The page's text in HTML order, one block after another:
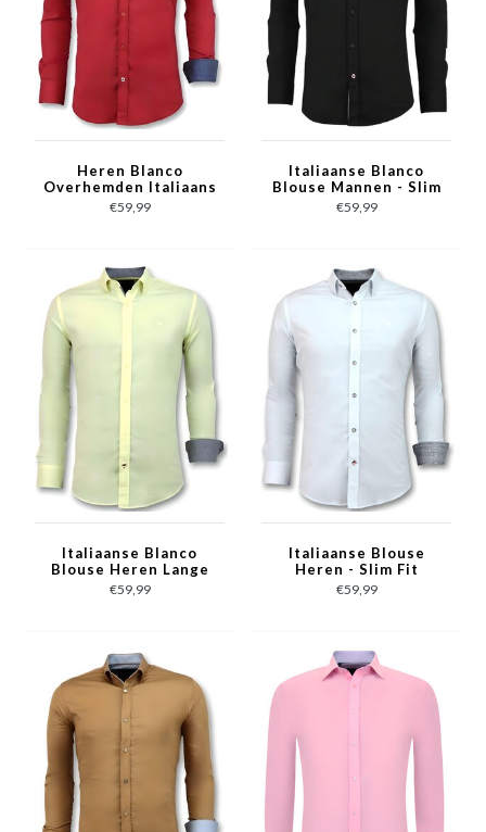
Heren Blanco
Overhemden Italiaans
- Slim Fit Blouse -
3037 - Rood
€59,99
Italiaanse Blanco
Blouse Mannen - Slim
Fit Overhemden -
3036 - Zwart
€59,99
Italiaanse Blanco
Blouse Heren Lange
Mouw - 3035 - Geel
€59,99
Italiaanse Blouse
Heren - Slim Fit
Overhemden - 3034 -
Wit
€59,99